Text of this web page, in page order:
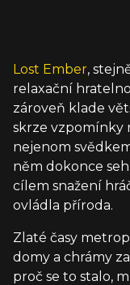
Lost Ember,
relaxační
zároveň klade
skrze vzpomínky
nejenom
něm dokonce
cílem snažení
ovládla příroda.
Zlaté časy
domy a chrámy
proč se to stalo,